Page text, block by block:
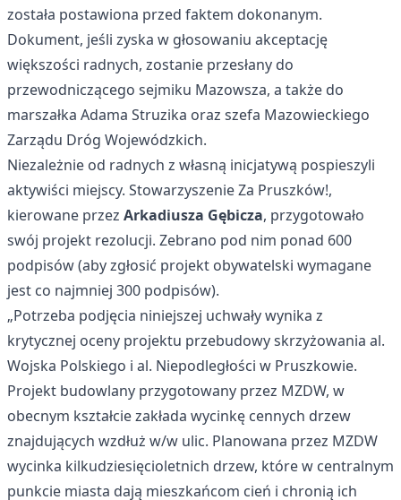
została postawiona przed faktem dokonanym.
Dokument, jeśli zyska w głosowaniu akceptację
większości radnych, zostanie przesłany do
przewodniczącego sejmiku Mazowsza, a także do
marszałka Adama Struzika oraz szefa Mazowieckiego
Zarządu Dróg Wojewódzkich.
Niezależnie od radnych z własną inicjatywą pospieszyli
aktywiści miejscy. Stowarzyszenie Za Pruszków!,
kierowane przez Arkadiusza Gębicza, przygotowało
swój projekt rezolucji. Zebrano pod nim ponad 600
podpisów (aby zgłosić projekt obywatelski wymagane
jest co najmniej 300 podpisów).
„Potrzeba podjęcia niniejszej uchwały wynika z
krytycznej oceny projektu przebudowy skrzyżowania al.
Wojska Polskiego i al. Niepodległości w Pruszkowie.
Projekt budowlany przygotowany przez MZDW, w
obecnym kształcie zakłada wycinkę cennych drzew
znajdujących wzdłuż w/w ulic. Planowana przez MZDW
wycinka kilkudziesięcioletnich drzew, które w centralnym
punkcie miasta dają mieszkańcom cień i chronią ich